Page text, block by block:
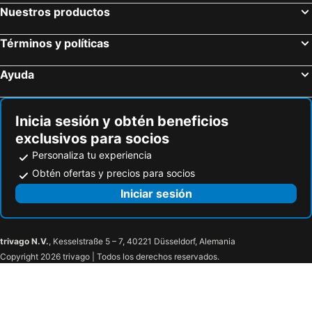
Nuestros productos
Términos y políticas
Ayuda
Inicia sesión y obtén beneficios
exclusivos para socios
Personaliza tu experiencia
Obtén ofertas y precios para socios
Iniciar sesión
trivago N.V., Kesselstraße 5 – 7, 40221 Düsseldorf, Alemania
Copyright 2026 trivago | Todos los derechos reservados.